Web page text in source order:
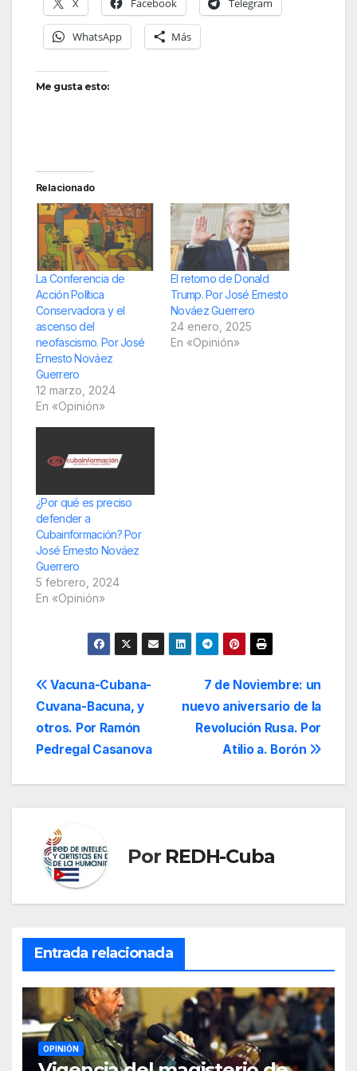
X Facebook Telegram
WhatsApp Más
Me gusta esto:
Relacionado
La Conferencia de
Acción Política
Conservadora y el
ascenso del
neofascismo. Por José
Ernesto Nováez
Guerrero
12 marzo, 2024
En «Opinión»
El retorno de Donald
Trump. Por José Ernesto
Nováez Guerrero
24 enero, 2025
En «Opinión»
¿Por qué es preciso
defender a
Cubainformación? Por
José Ernesto Nováez
Guerrero
5 febrero, 2024
En «Opinión»
Navegación
de
entradas
7 de Noviembre: un
nuevo aniversario de la
Revolución Rusa. Por
Atilio a. Borón
Vacuna-Cubana-
Cuvana-Bacuna, y
otros. Por Ramón
Pedregal Casanova
Por REDH-Cuba
Entrada relacionada
OPINIÓN